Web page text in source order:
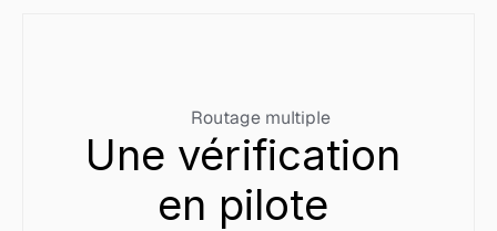
Routage multiple
Une vérification
en pilote